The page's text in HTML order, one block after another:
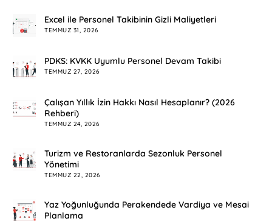
Excel ile Personel Takibinin Gizli Maliyetleri
TEMMUZ 31, 2026
PDKS: KVKK Uyumlu Personel Devam Takibi
TEMMUZ 27, 2026
Çalışan Yıllık İzin Hakkı Nasıl Hesaplanır? (2026
Rehberi)
TEMMUZ 24, 2026
Turizm ve Restoranlarda Sezonluk Personel
Yönetimi
TEMMUZ 22, 2026
Yaz Yoğunluğunda Perakendede Vardiya ve Mesai
Planlama